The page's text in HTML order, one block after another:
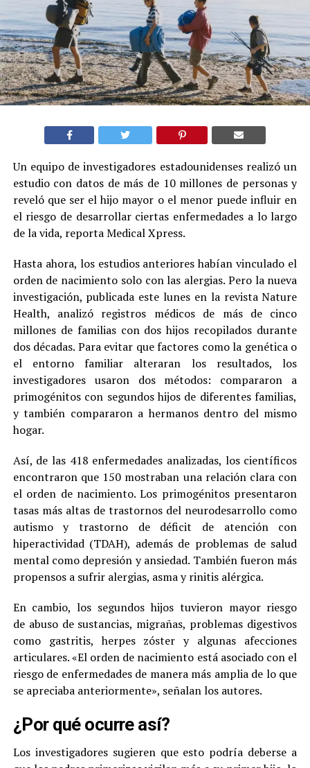
Un equipo de investigadores estadounidenses realizó un
estudio con datos de más de 10 millones de personas y
reveló que ser el hijo mayor o el menor puede influir en
el riesgo de desarrollar ciertas enfermedades a lo largo
de la vida, reporta Medical Xpress.
Hasta ahora, los estudios anteriores habían vinculado el
orden de nacimiento solo con las alergias. Pero la nueva
investigación, publicada este lunes en la revista Nature
Health, analizó registros médicos de más de cinco
millones de familias con dos hijos recopilados durante
dos décadas. Para evitar que factores como la genética o
el entorno familiar alteraran los resultados, los
investigadores usaron dos métodos: compararon a
primogénitos con segundos hijos de diferentes familias,
y también compararon a hermanos dentro del mismo
hogar.
Así, de las 418 enfermedades analizadas, los científicos
encontraron que 150 mostraban una relación clara con
el orden de nacimiento. Los primogénitos presentaron
tasas más altas de trastornos del neurodesarrollo como
autismo y trastorno de déficit de atención con
hiperactividad (TDAH), además de problemas de salud
mental como depresión y ansiedad. También fueron más
propensos a sufrir alergias, asma y rinitis alérgica.
En cambio, los segundos hijos tuvieron mayor riesgo
de abuso de sustancias, migrañas, problemas digestivos
como gastritis, herpes zóster y algunas afecciones
articulares. «El orden de nacimiento está asociado con el
riesgo de enfermedades de manera más amplia de lo que
se apreciaba anteriormente», señalan los autores.
¿Por qué ocurre así?
Los investigadores sugieren que esto podría deberse a